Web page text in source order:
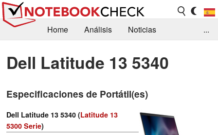
Home Análisis
Noticias
Orientación para la Compra
Busca
Contacto
...
Dell Latitude 13 5340
Especificaciones de Portátil(es)
Dell Latitude 13 5340 (Latitude 13
5300 Serie)